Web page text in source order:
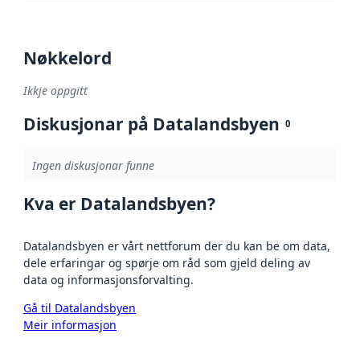
Nøkkelord
Ikkje oppgitt
Diskusjonar på Datalandsbyen 0
Ingen diskusjonar funne
Kva er Datalandsbyen?
Datalandsbyen er vårt nettforum der du kan be om data,
dele erfaringar og spørje om råd som gjeld deling av
data og informasjonsforvalting.
Gå til Datalandsbyen
Meir informasjon